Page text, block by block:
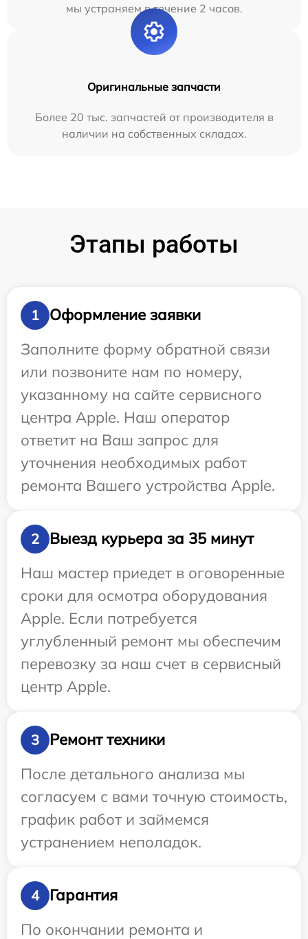
мы устраняем в течение 2 часов.
Оригинальные запчасти
Более 20 тыс. запчастей от производителя в
наличии на собственных складах.
Этапы работы
1
Оформление заявки
Заполните форму обратной связи
или позвоните нам по номеру,
указанному на сайте сервисного
центра Apple. Наш оператор
ответит на Ваш запрос для
уточнения необходимых работ
ремонта Вашего устройства Apple.
2
Выезд курьера за 35 минут
Наш мастер приедет в оговоренные
сроки для осмотра оборудования
Apple. Если потребуется
углубленный ремонт мы обеспечим
перевозку за наш счет в сервисный
центр Apple.
3
Ремонт техники
После детального анализа мы
согласуем с вами точную стоимость,
график работ и займемся
устранением неполадок.
4
Гарантия
По окончании ремонта и